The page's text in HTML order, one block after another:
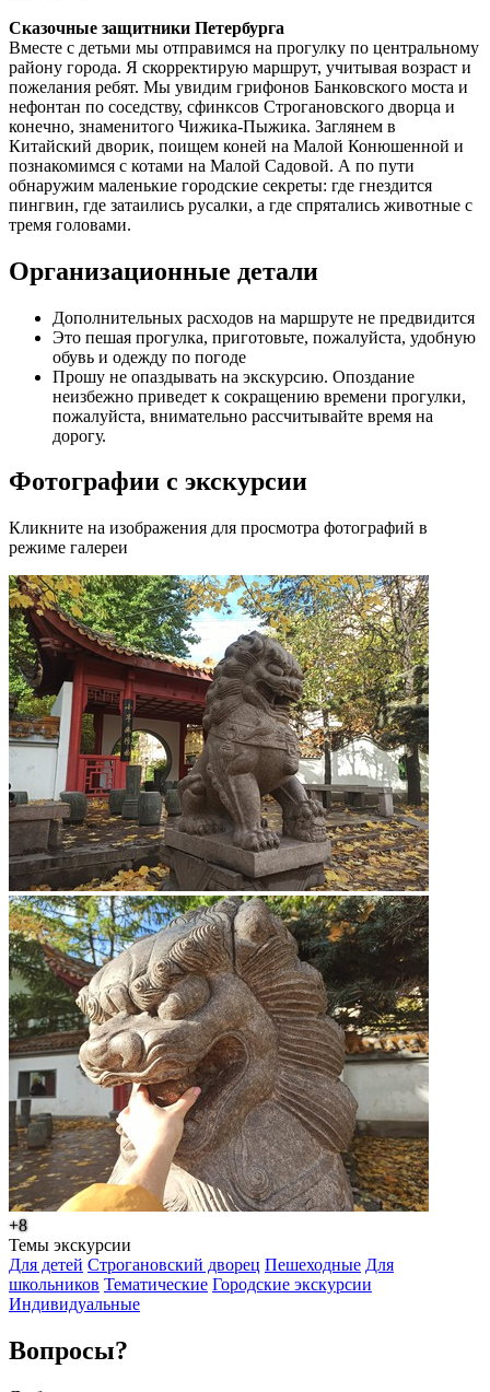
Сказочные защитники Петербурга
Вместе с детьми мы отправимся на прогулку по центральному
району города. Я скорректирую маршрут, учитывая возраст и
пожелания ребят. Мы увидим грифонов Банковского моста и
нефонтан по соседству, сфинксов Строгановского дворца и
конечно, знаменитого Чижика-Пыжика. Заглянем в
Китайский дворик, поищем коней на Малой Конюшенной и
познакомимся с котами на Малой Садовой. А по пути
обнаружим маленькие городские секреты: где гнездится
пингвин, где затаились русалки, а где спрятались животные с
тремя головами.
Организационные детали
Дополнительных расходов на маршруте не предвидится
Это пешая прогулка, приготовьте, пожалуйста, удобную
обувь и одежду по погоде
Прошу не опаздывать на экскурсию. Опоздание
неизбежно приведет к сокращению времени прогулки,
пожалуйста, внимательно рассчитывайте время на
дорогу.
Фотографии с экскурсии
Кликните на изображения для просмотра фотографий в
режиме галереи
+8
Темы экскурсии
Для детей Строгановский дворец Пешеходные Для
школьников Тематические Городские экскурсии
Индивидуальные
Вопросы?